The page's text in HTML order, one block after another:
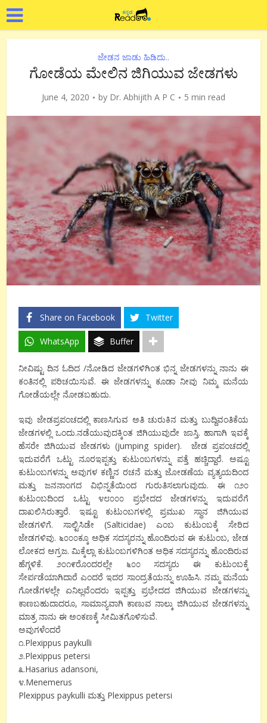
ಜೇಡನ ಜಾಡು ಹಿಡಿದು..
ಗೋಡೆಯ ಮೇಲಿನ ಜಿಗಿಯುವ ಜೇಡಗಳು
June 4, 2020 by Dr. Abhijith A P C 5 min read
Share on Facebook Twitter
WhatsApp Buffer
ನೀವಿಷ್ಟು ದಿನ ಓದಿದ /ನೋಡಿದ ಜೇಡಗಳಿಗಿಂತ ಭಿನ್ನ ಜೇಡಗಳನ್ನು ನಾನು ಈ
ಕಂತಿನಲ್ಲಿ ಪರಿಚಯಿಸುವೆ. ಈ ಜೇಡಗಳನ್ನು ಕೂಡಾ ನೀವು ನಿಮ್ಮ ಮನೆಯ
ಗೋಡೆಯಲ್ಲೇ ನೋಡಬಹುದು.
ಇವು ಜೇಡಪ್ರಪಂಚದಲ್ಲಿ ಕಾಣಸಿಗುವ ಅತಿ ಚುರುಕಿನ ಮತ್ತು ಬುದ್ದಿವಂತಿಕೆಯ
ಜೇಡಗಳಲ್ಲಿ ಒಂದು.ನಡೆಯುವುದಕ್ಕಿಂತ ಜಿಗಿಯುವುದೇ ಜಾಸ್ತಿ. ಹಾಗಾಗಿ ಇವಕ್ಕೆ
ಹೆಸರೇ ಜಿಗಿಯುವ ಜೇಡಗಳು (jumping spider). ಜೇಡ ಪ್ರಪಂಚದಲ್ಲಿ
ಇದುವರೆಗೆ ಒಟ್ಟು ನೂರಇಪ್ಪತ್ತು ಕುಟುಂಬಗಳನ್ನು ಪತ್ತೆ ಹಚ್ಚಿದ್ದಾರೆ. ಅಷ್ಟೂ
ಕುಟುಂಬಗಳನ್ನು ಅವುಗಳ ಕಣ್ಣಿನ ರಚನೆ ಮತ್ತು ಜೋಡಣೆಯ ವ್ಯತ್ಯಯದಿಂದ
ಮತ್ತು ಜನನಾಂಗದ ವಿಭಿನ್ನತೆಯಿಂದ ಗುರುತಿಸಲಾಗುವುದು. ಈ ೧೨೦
ಕುಟುಂಬದಿಂದ ಒಟ್ಟು ೪೮೦೦೦ ಪ್ರಭೇದದ ಜೇಡಗಳನ್ನು ಇದುವರೆಗೆ
ದಾಖಲಿಸಿರುತ್ತಾರೆ. ಇಷ್ಟೂ ಕುಟುಂಬಗಳಲ್ಲಿ ಪ್ರಮುಖ ಸ್ಥಾನ ಜಿಗಿಯುವ
ಜೇಡಗಳಿಗೆ. ಸಾಲ್ಟಿಸಿಡೇ (Salticidae) ಎಂಬ ಕುಟುಂಬಕ್ಕೆ ಸೇರಿದ
ಜೇಡಗಳಿವು. ೬೦೦೦ಕ್ಕೂ ಅಧಿಕ ಸದಸ್ಯರನ್ನು ಹೊಂದಿರುವ ಈ ಕುಟುಂಬ, ಜೇಡ
ಲೋಕದ ಅಗ್ರಜ. ಮಿಕ್ಕೆಲ್ಲಾ ಕುಟುಂಬಗಳಿಗಿಂತ ಅಧಿಕ ಸದಸ್ಯರನ್ನು ಹೊಂದಿರುವ
ಹೆಗ್ಗಳಿಕೆ. ೨೦೧೯ರೊಂದರಲ್ಲೇ ೬೦೦ ಸದಸ್ಯರು ಈ ಕುಟುಂಬಕ್ಕೆ
ಸೇರ್ಪಡೆಯಾಗಿದಾರೆ ಎಂದರೆ ಇದರ ಸಾಂದ್ರತೆಯನ್ನು ಊಹಿಸಿ. ನಮ್ಮ ಮನೆಯ
ಗೋಡೆಗಳಲ್ಲೇ ಏನಿಲ್ಲವೆಂದರು ಇಪ್ಪತ್ತು ಪ್ರಭೇದದ ಜಿಗಿಯುವ ಜೇಡಗಳನ್ನು
ಕಾಣಬಹುದಾದರೂ, ಸಾಮಾನ್ಯವಾಗಿ ಕಾಣುವ ನಾಲ್ಕು ಜಿಗಿಯುವ ಜೇಡಗಳನ್ನು
ಮಾತ್ರ ನಾನು ಈ ಅಂಕಣಕ್ಕೆ ಸೀಮಿತಗೊಳಿಸುವೆ.
ಅವುಗಳೆಂದರೆ
೧.Plexippus paykulli
೨.Plexippus petersi
೩.Hasarius adansoni,
೪.Menemerus
Plexippus paykulli ಮತ್ತು Plexippus petersi